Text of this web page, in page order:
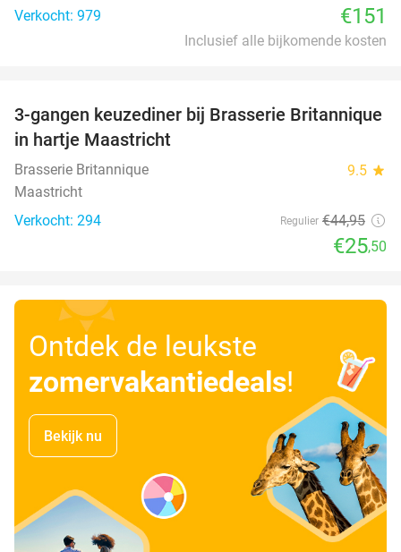
Verkocht: 979
€151
Inclusief alle bijkomende kosten
43%
3-gangen keuzediner bij Brasserie Britannique
in hartje Maastricht
Brasserie Britannique 9.5 star
Maastricht
Verkocht: 294
Regulier €44,95
€25,50
Ontdek de leukste
zomervakantiedeals!
Bekijk nu